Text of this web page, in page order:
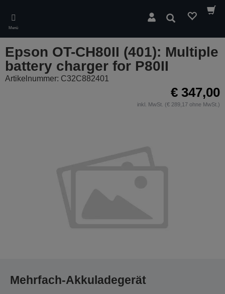
main
content
Menü
Suchen
Epson OT-CH80II (401): Multiple
battery charger for P80II
Artikelnummer: C32C882401
€ 347,00
inkl. MwSt. (€ 289,17 ohne MwSt.)
Mehrfach-Akkuladegerät